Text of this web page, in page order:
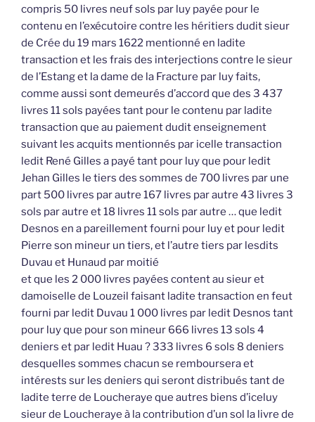
compris 50 livres neuf sols par luy payée pour le
contenu en l’exécutoire contre les héritiers dudit sieur
de Crée du 19 mars 1622 mentionné en ladite
transaction et les frais des interjections contre le sieur
de l’Estang et la dame de la Fracture par luy faits,
comme aussi sont demeurés d’accord que des 3 437
livres 11 sols payées tant pour le contenu par ladite
transaction que au paiement dudit enseignement
suivant les acquits mentionnés par icelle transaction
ledit René Gilles a payé tant pour luy que pour ledit
Jehan Gilles le tiers des sommes de 700 livres par une
part 500 livres par autre 167 livres par autre 43 livres 3
sols par autre et 18 livres 11 sols par autre … que ledit
Desnos en a pareillement fourni pour luy et pour ledit
Pierre son mineur un tiers, et l’autre tiers par lesdits
Duvau et Hunaud par moitié
et que les 2 000 livres payées content au sieur et
damoiselle de Louzeil faisant ladite transaction en feut
fourni par ledit Duvau 1 000 livres par ledit Desnos tant
pour luy que pour son mineur 666 livres 13 sols 4
deniers et par ledit Huau ? 333 livres 6 sols 8 deniers
desquelles sommes chacun se remboursera et
intérests sur les deniers qui seront distribués tant de
ladite terre de Loucheraye que autres biens d’iceluy
sieur de Loucheraye à la contribution d’un sol la livre de